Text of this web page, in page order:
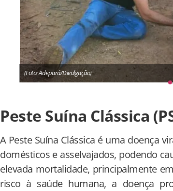
(Foto: Adepará/Divulgação)
Peste Suína Clássica
A Peste Suína Clássica é uma doença
domésticos e asselvajados, podendo
elevada mortalidade, principalmente
risco à saúde humana, a doença